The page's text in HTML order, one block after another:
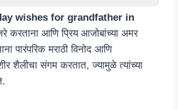
wishes for grandfather in
करताना आणि प्रिय आजोबांच्या अमर
पारंपरिक मराठी विनोद आणि
शैलीचा संगम करतात, ज्यामुळे त्यांच्या